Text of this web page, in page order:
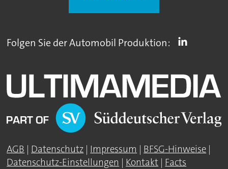
Folgen Sie der Automobil Produktion:
AGB | Datenschutz | Impressum | BFSG-Hinweise |
Datenschutz-Einstellungen | Kontakt | Facts